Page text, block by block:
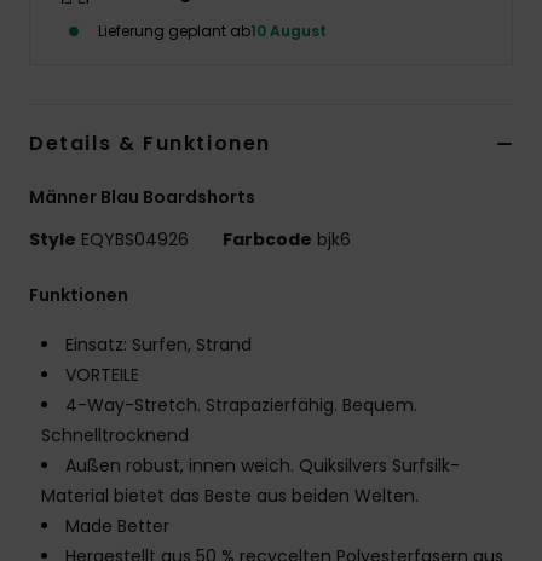
Lieferung geplant ab10 August
Details & Funktionen
Männer Blau Boardshorts
Style EQYBS04926 Farbcode bjk6
Funktionen
Einsatz: Surfen, Strand
VORTEILE
4-Way-Stretch. Strapazierfähig. Bequem.
Schnelltrocknend
Außen robust, innen weich. Quiksilvers Surfsilk-
Material bietet das Beste aus beiden Welten.
Made Better